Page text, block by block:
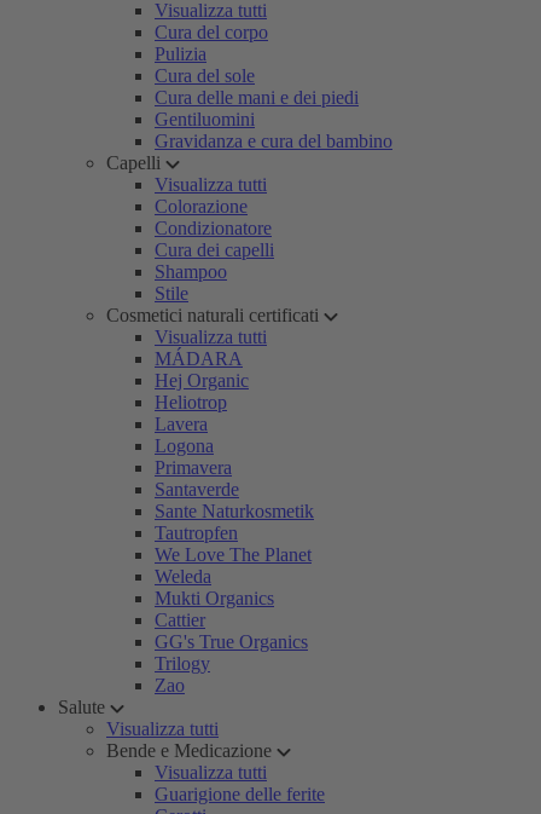
Visualizza tutti
Cura del corpo
Pulizia
Cura del sole
Cura delle mani e dei piedi
Gentiluomini
Gravidanza e cura del bambino
Capelli
Visualizza tutti
Colorazione
Condizionatore
Cura dei capelli
Shampoo
Stile
Cosmetici naturali certificati
Visualizza tutti
MÁDARA
Hej Organic
Heliotrop
Lavera
Logona
Primavera
Santaverde
Sante Naturkosmetik
Tautropfen
We Love The Planet
Weleda
Mukti Organics
Cattier
GG's True Organics
Trilogy
Zao
Salute
Visualizza tutti
Bende e Medicazione
Visualizza tutti
Guarigione delle ferite